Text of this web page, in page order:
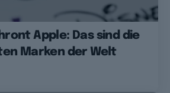
Apple: Das sind die
Marken der Welt